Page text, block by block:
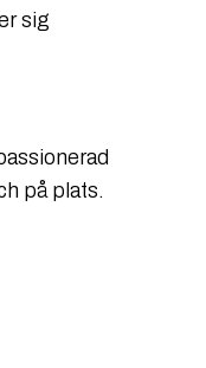
sig
på plats.